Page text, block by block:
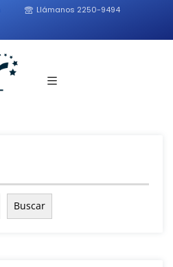
Llámanos 2250-9494
Buscar